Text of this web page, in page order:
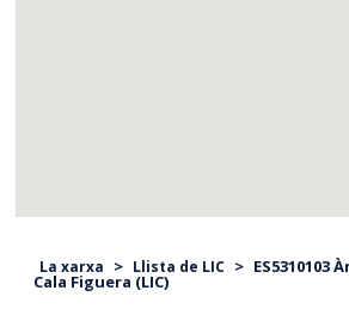
La xarxa > Llista de LIC > ES5310103
Cala Figuera (LIC)